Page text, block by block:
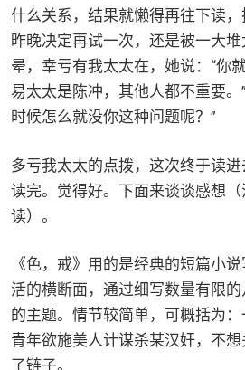
什么关系，结果就懒得再往下读，
昨晚决定再试一次，还是被一大
晕，幸亏有我太太在，她说：“你
易太太是陈冲，其他人都不重要。
时候怎么就没你这种问题呢？”
多亏我太太的点拨，这次终于读
读完。觉得好。下面来谈谈感想
读）。
《色，戒》用的是经典的短篇小
活的横断面，通过细写数量有限
的主题。情节较简单，可概括为
青年欲施美人计谋杀某汉奸，不
了链子。